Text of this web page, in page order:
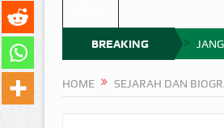
BREAKING
NEWS
HOME SEJARAH DAN